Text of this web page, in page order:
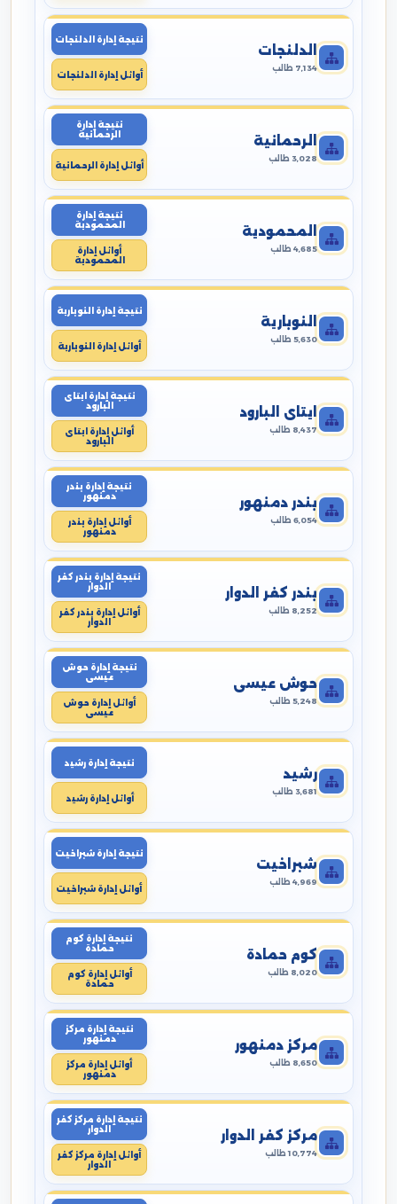
الدلنجات
7,134 طالب
نتيجة إدارة الدلنجات
أوائل إدارة الدلنجات
الرحمانية
3,028 طالب
نتيجة إدارة
الرحمانية
أوائل إدارة الرحمانية
المحمودية
4,685 طالب
نتيجة إدارة
المحمودية
أوائل إدارة
المحمودية
النوبارية
5,630 طالب
نتيجة إدارة النوبارية
أوائل إدارة النوبارية
ايتاى البارود
8,437 طالب
نتيجة إدارة ايتاى
البارود
أوائل إدارة ايتاى
البارود
بندر دمنهور
6,054 طالب
نتيجة إدارة بندر
دمنهور
أوائل إدارة بندر
دمنهور
بندر كفر الدوار
8,252 طالب
نتيجة إدارة بندر كفر
الدوار
أوائل إدارة بندر كفر
الدوار
حوش عيسى
5,248 طالب
نتيجة إدارة حوش
عيسى
أوائل إدارة حوش
عيسى
رشيد
3,681 طالب
نتيجة إدارة رشيد
أوائل إدارة رشيد
شبراخيت
4,969 طالب
نتيجة إدارة شبراخيت
أوائل إدارة شبراخيت
كوم حمادة
8,020 طالب
نتيجة إدارة كوم
حمادة
أوائل إدارة كوم
حمادة
مركز دمنهور
8,650 طالب
نتيجة إدارة مركز
دمنهور
أوائل إدارة مركز
دمنهور
مركز كفر الدوار
10,774 طالب
نتيجة إدارة مركز كفر
الدوار
أوائل إدارة مركز كفر
الدوار